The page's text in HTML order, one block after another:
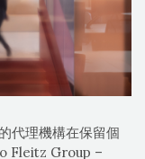
代理機構在保留個
Fleitz Group –